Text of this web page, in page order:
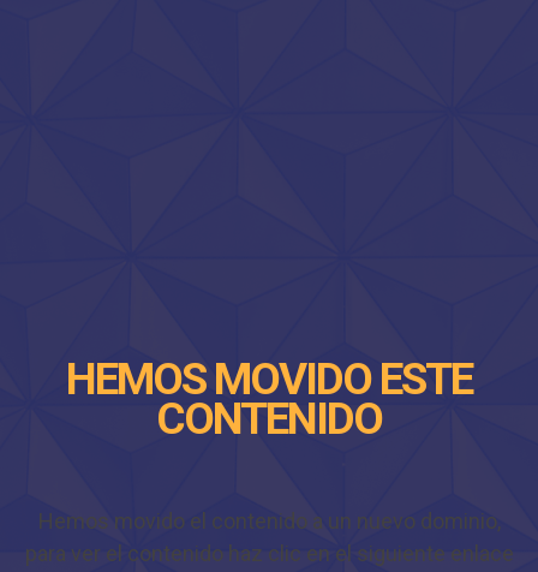
HEMOS MOVIDO ESTE
CONTENIDO
Hemos movido el contenido a un nuevo dominio,
para ver el contenido haz clic en el siguiente enlace